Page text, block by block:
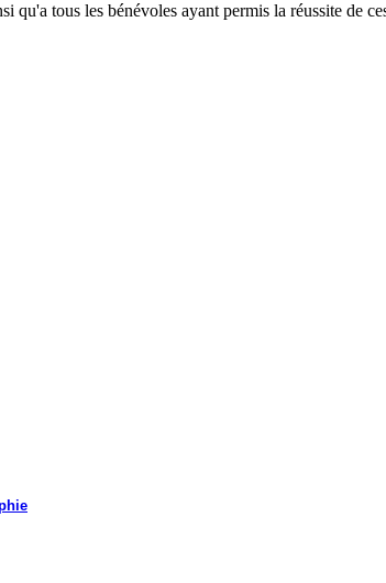
tous les bénévoles ayant permis la réussite de